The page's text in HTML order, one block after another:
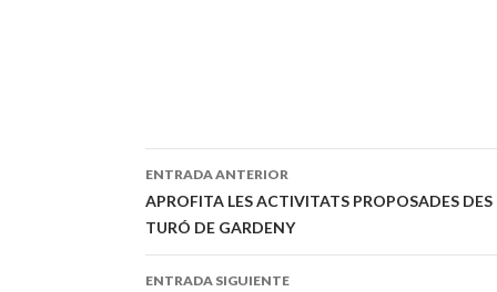
Navegación
de
entradas
ENTRADA ANTERIOR
APROFITA LES ACTIVITATS PROPOSADES DES
TURÓ DE GARDENY
ENTRADA SIGUIENTE